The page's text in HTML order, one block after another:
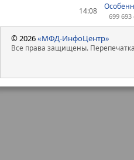
14:08
699
© 2026«МФД-ИнфоЦентр»
Все права защищены.